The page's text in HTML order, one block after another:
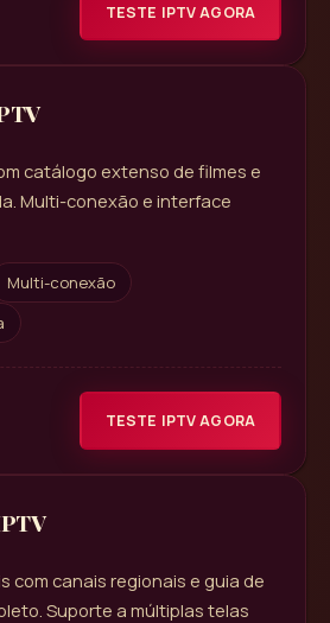
TESTE IPTV AGORA
catálogo extenso de filmes e
Multi-conexão e interface
Multi-conexão
TESTE IPTV AGORA
com canais regionais e guia de
Suporte a múltiplas telas